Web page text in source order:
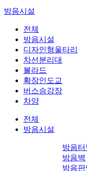
방음시설
전체
방음시설
디자인형울타리
차선분리대
볼라드
확장인도교
버스승강장
차양
전체
방음시설
방음터
방음벽
방음판